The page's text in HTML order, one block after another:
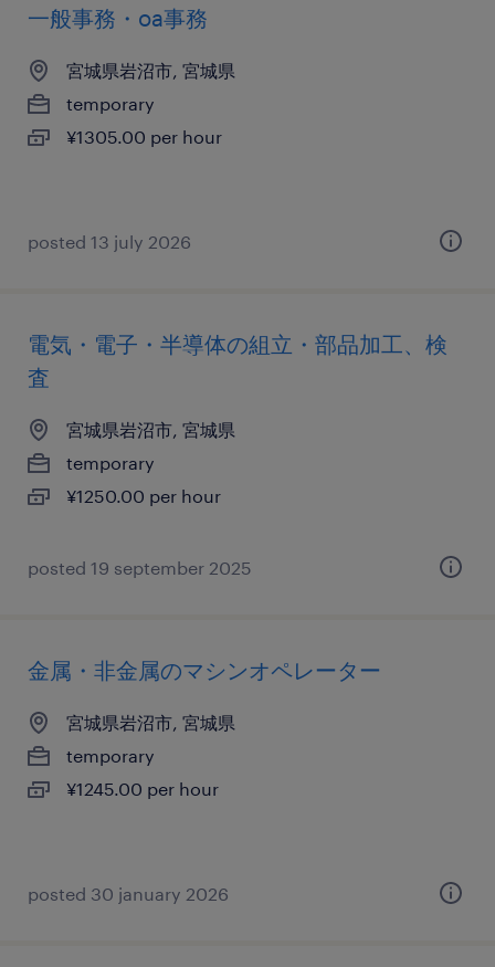
一般事務・oa事務
宮城県岩沼市, 宮城県
temporary
¥1305.00 per hour
posted 13 july 2026
電気・電子・半導体の組立・部品加工、検
査
宮城県岩沼市, 宮城県
temporary
¥1250.00 per hour
posted 19 september 2025
金属・非金属のマシンオペレーター
宮城県岩沼市, 宮城県
temporary
¥1245.00 per hour
posted 30 january 2026